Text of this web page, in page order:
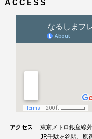
ゲACCESS
アクセス
東京メトロ銀座線
JR千駄ヶ谷駅、原